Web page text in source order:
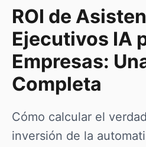
ROI de
Ejecutivos IA
Empresas:
Completa
Cómo calcular el
inversión de la